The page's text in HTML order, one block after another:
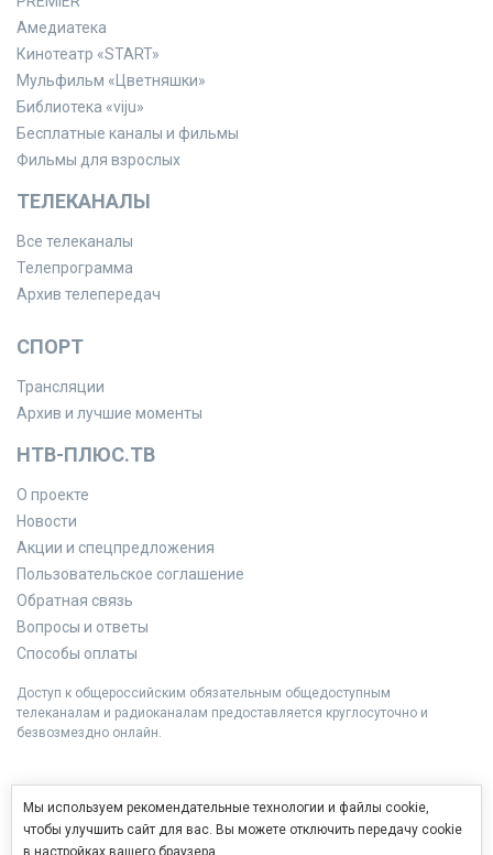
Амедиатека
Кинотеатр «START»
Мульфильм «Цветняшки»
Библиотека «viju»
Бесплатные каналы и фильмы
Фильмы для взрослых
ТЕЛЕКАНАЛЫ
Все телеканалы
Телепрограмма
Архив телепередач
СПОРТ
Трансляции
Архив и лучшие моменты
НТВ-ПЛЮС.ТВ
О проекте
Новости
Акции и спецпредложения
Пользовательское соглашение
Обратная связь
Вопросы и ответы
Способы оплаты
Доступ к общероссийским обязательным общедоступным
телеканалам и радиоканалам предоставляется круглосуточно и
безвозмездно онлайн.
Мы используем рекомендательные технологии и файлы cookie,
чтобы улучшить сайт для вас. Вы можете отключить передачу cookie
в настройках вашего браузера